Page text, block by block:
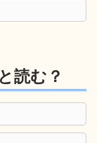
読む？